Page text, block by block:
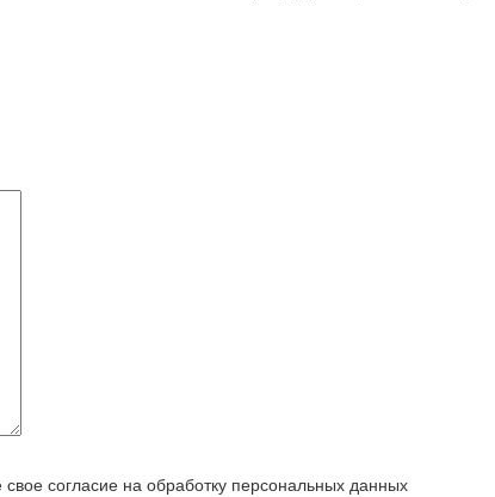
согласие на обработку персональных данных